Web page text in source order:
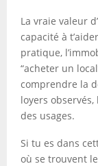
La vraie valeur
capacité à
pratique,
“acheter un
comprendre la
loyers
des usages.
Si tu es dans
où se trouvent